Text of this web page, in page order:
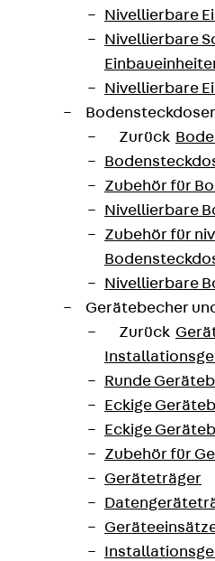
Nivellierbare
Nivellierbare
Nivellierbare
Zurück
Zubehör für
Nivellierbare
Zubehör für
Nivellierbare
Gerätebecher
Zurück
Runde
Eckige
Eckige
Zubehör für
Geräteträger